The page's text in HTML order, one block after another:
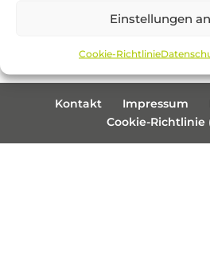
Einstellungen
Cookie-Richtlinie
A WordPress Commenterzu
Kontakt Impressum
Cookie-Richtlinie